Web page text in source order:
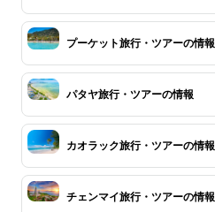
プーケット旅行・ツアーの情報
パタヤ旅行・ツアーの情報
カオラック旅行・ツアーの情報
チェンマイ旅行・ツアーの情報